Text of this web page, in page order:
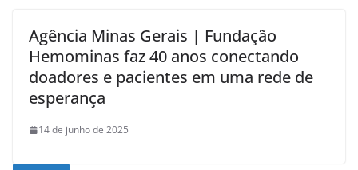
Agência Minas Gerais | Fundação
Hemominas faz 40 anos conectando
doadores e pacientes em uma rede de
esperança
14 de junho de 2025